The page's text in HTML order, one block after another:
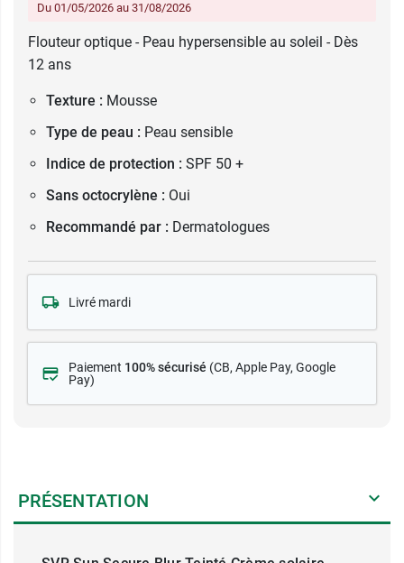
Du 01/05/2026 au 31/08/2026
Flouteur optique - Peau hypersensible au soleil - Dès
12 ans
Texture : Mousse
Type de peau : Peau sensible
Indice de protection : SPF 50 +
Sans octocrylène : Oui
Recommandé par : Dermatologues
Livré mardi
Paiement 100% sécurisé (CB, Apple Pay, Google
Pay)
PRÉSENTATION